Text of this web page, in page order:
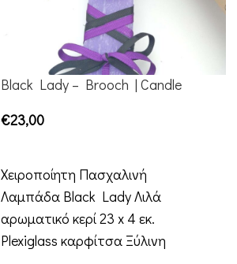
Black Lady – Brooch | Candle
€23,00
Χειροποίητη Πασχαλινή
Λαμπάδα Black Lady Λιλά
αρωματικό κερί 23 x 4 εκ.
Plexiglass καρφίτσα Ξύλινη